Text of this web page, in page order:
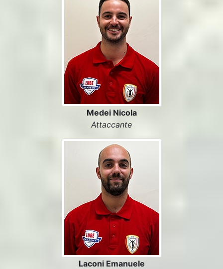
Medei Nicola
Attaccante
Laconi Emanuele